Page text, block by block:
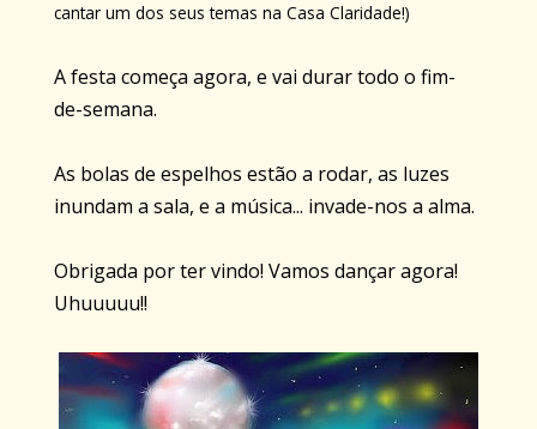
cantar um dos seus temas na Casa Claridade!)
A festa começa agora, e vai durar todo o fim-
de-semana.
As bolas de espelhos estão a rodar, as luzes
inundam a sala, e a música... invade-nos a alma.
Obrigada por ter vindo! Vamos dançar agora!
Uhuuuuu!!